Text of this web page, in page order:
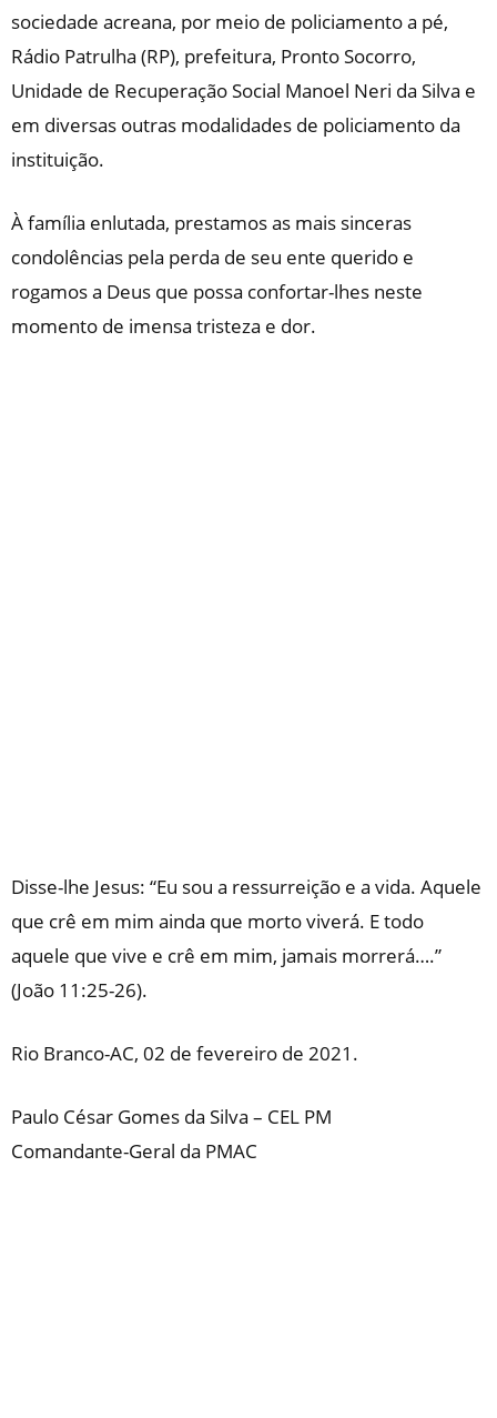
sociedade acreana, por meio de policiamento a pé,
Rádio Patrulha (RP), prefeitura, Pronto Socorro,
Unidade de Recuperação Social Manoel Neri da Silva e
em diversas outras modalidades de policiamento da
instituição.
À família enlutada, prestamos as mais sinceras
condolências pela perda de seu ente querido e
rogamos a Deus que possa confortar-lhes neste
momento de imensa tristeza e dor.
Disse-lhe Jesus: “Eu sou a ressurreição e a vida. Aquele
que crê em mim ainda que morto viverá. E todo
aquele que vive e crê em mim, jamais morrerá….”
(João 11:25-26).
Rio Branco-AC, 02 de fevereiro de 2021.
Paulo César Gomes da Silva – CEL PM
Comandante-Geral da PMAC